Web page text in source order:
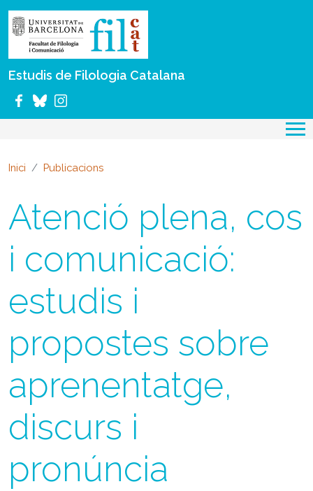
Estudis de Filologia Catalana
Inici Publicacions
Atenció plena, cos
i comunicació:
estudis i
propostes sobre
aprenentatge,
discurs i
pronúncia